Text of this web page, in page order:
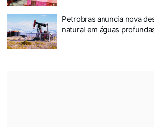
Petrobras anuncia nova
natural em águas